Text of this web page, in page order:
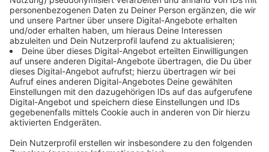
Der 60-jährige Bewohner konnte sich trotz schwerster
Verletzungen noch selbstständig ins Freie retten.
Seine ebenfalls schwerverletzte 58-jährige Frau
musste von einem Nachbarn gerettet werden. Beide
kamen in Kliniken – der Mann mit einem
Rettungshubschrauber.
Eine Bewohnerin des Hauses war am frühen
Sonntagmorgen durch das Feuer geweckt worden und
hatte um Hilfe gerufen. Wie es zu dem Brand kommen
konnte, ist noch unklar. Der Brandort wurde